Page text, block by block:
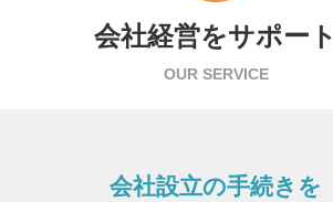
会社経営をサポート
OUR SERVICE
会社設立の手続きを